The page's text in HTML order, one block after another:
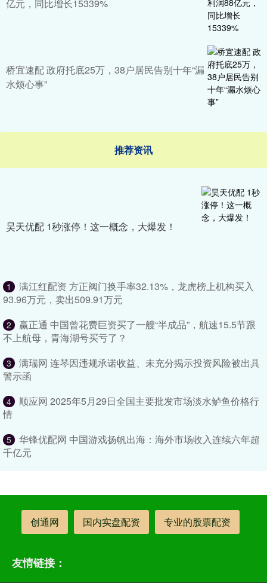
亿元，同比增长15339%
桥宜速配 政府托底25万，38户居民告别十年“漏
水烦心事”
推荐资讯
昊天优配 1秒涨停！这一概念，大爆发！
1
满江红配资 方正阀门换手率32.13%，龙虎榜上机构买入
93.96万元，卖出509.91万元
2
赢正通 中国曾花费巨资买了一艘“半成品”，航速15.5节跟
不上航母，青海湖号买亏了？
3
满瑞网 连琴因违规承诺收益、未充分揭示投资风险被出具
警示函
4
顺应网 2025年5月29日全国主要批发市场淡水鲈鱼价格行
情
5
华锋优配网 中国游戏扬帆出海：海外市场收入连续六年超
千亿元
创通网 国内实盘配资 专业的股票配资
友情链接：